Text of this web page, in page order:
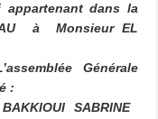
dans la
AU à Monsieur EL
Générale
:
SABRINE